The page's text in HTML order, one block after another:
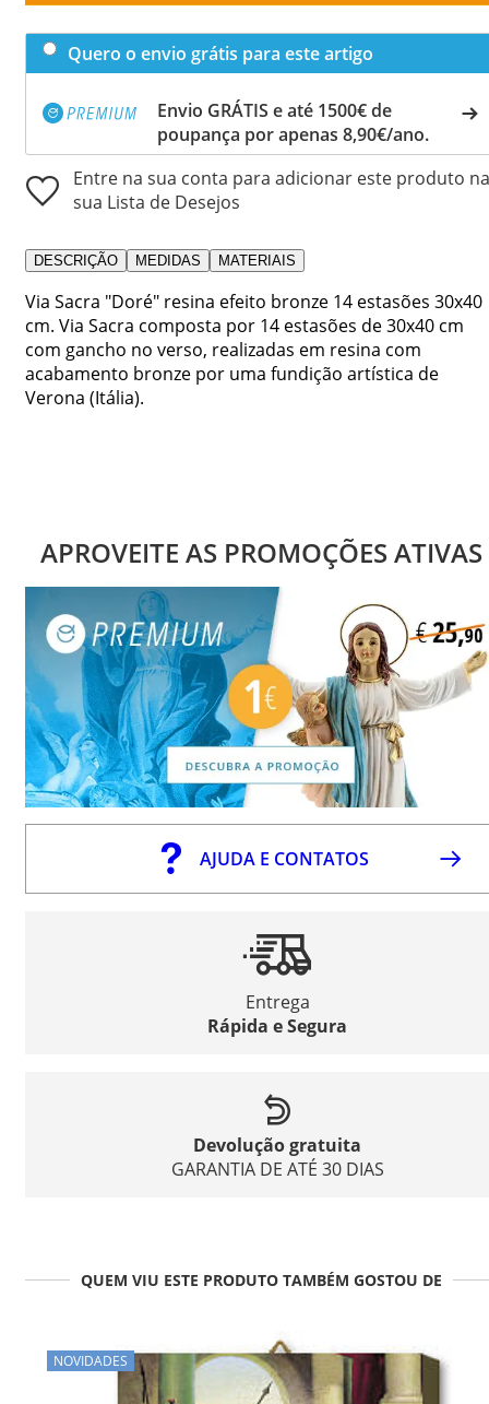
Quero o envio grátis para este artigo
Envio GRÁTIS e até 1500€ de
poupança por apenas 8,90€/ano.
Entre na sua conta para adicionar este produto na
sua Lista de Desejos
DESCRIÇÃO MEDIDAS MATERIAIS
Via Sacra "Doré" resina efeito bronze 14 estasões 30x40
cm. Via Sacra composta por 14 estasões de 30x40 cm
com gancho no verso, realizadas em resina com
acabamento bronze por uma fundição artística de
Verona (Itália).
APROVEITE AS PROMOÇÕES ATIVAS
AJUDA E CONTATOS
Entrega
Rápida e Segura
Devolução gratuita
GARANTIA DE ATÉ 30 DIAS
QUEM VIU ESTE PRODUTO TAMBÉM GOSTOU DE
NOVIDADES